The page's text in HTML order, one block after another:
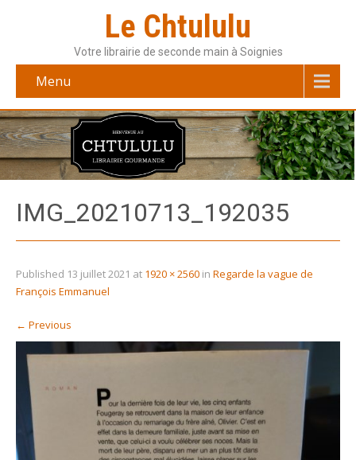
Le Chtululu
Votre librairie de seconde main à Soignies
Menu
IMG_20210713_192035
Published 13 juillet 2021 at 1920 × 2560 in Regarde la vague de
François Emmanuel
← Previous